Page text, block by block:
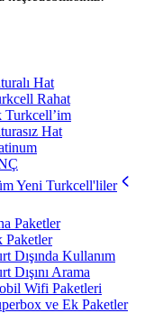
Hat
Rahat
Turkcell’im
Hat
Yeni Turkcell'liler
Paketler
Paketler
Dışında Kullanım
Dışını Arama
Wifi Paketleri
ve Ek Paketler